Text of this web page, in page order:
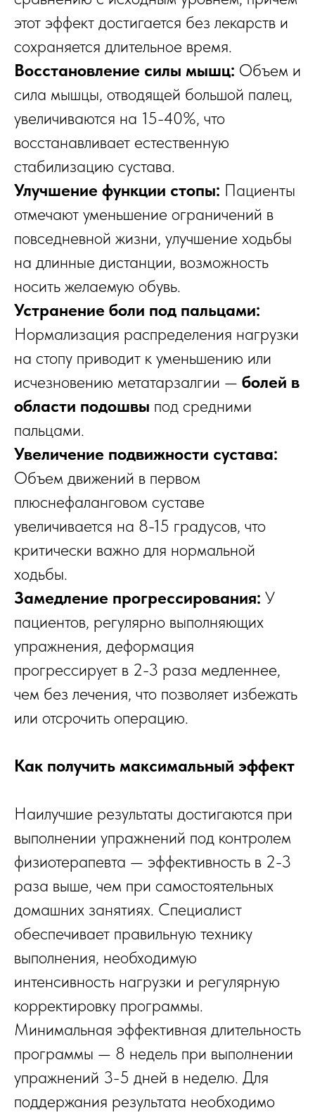
этот эффект достигается без лекарств и
сохраняется длительное время.
Восстановление силы мышц: Объем и
сила мышцы, отводящей большой палец,
увеличиваются на 15-40%, что
восстанавливает естественную
стабилизацию сустава.
Улучшение функции стопы: Пациенты
отмечают уменьшение ограничений в
повседневной жизни, улучшение ходьбы
на длинные дистанции, возможность
носить желаемую обувь.
Устранение боли под пальцами:
Нормализация распределения нагрузки
на стопу приводит к уменьшению или
исчезновению метатарзалгии — болей в
области подошвы под средними
пальцами.
Увеличение подвижности сустава:
Объем движений в первом
плюснефаланговом суставе
увеличивается на 8-15 градусов, что
критически важно для нормальной
ходьбы.
Замедление прогрессирования: У
пациентов, регулярно выполняющих
упражнения, деформация
прогрессирует в 2-3 раза медленнее,
чем без лечения, что позволяет избежать
или отсрочить операцию.
Как получить максимальный эффект
Наилучшие результаты достигаются при
выполнении упражнений под контролем
физиотерапевта — эффективность в 2-3
раза выше, чем при самостоятельных
домашних занятиях. Специалист
обеспечивает правильную технику
выполнения, необходимую
интенсивность нагрузки и регулярную
корректировку программы.
Минимальная эффективная длительность
программы — 8 недель при выполнении
упражнений 3-5 дней в неделю. Для
поддержания результата необходимо